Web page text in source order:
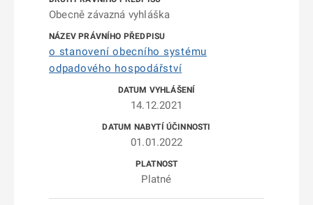
Obecně závazná vyhláška
o stanovení obecního systému
odpadového hospodářství
14.12.2021
01.01.2022
Platné